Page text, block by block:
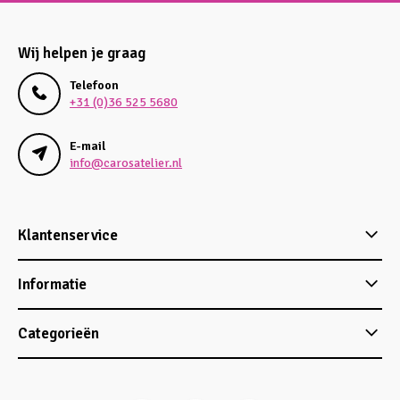
Wij helpen je graag
Telefoon
+31 (0)36 525 5680
E-mail
info@carosatelier.nl
Klantenservice
Informatie
Categorieën